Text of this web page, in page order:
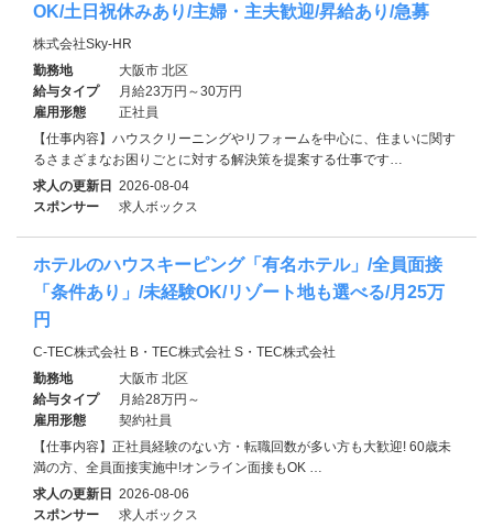
OK/土日祝休みあり/主婦・主夫歓迎/昇給あり/急募
株式会社Sky-HR
勤務地
大阪市 北区
給与タイプ
月給23万円～30万円
雇用形態
正社員
【仕事内容】ハウスクリーニングやリフォームを中心に、住まいに関す
るさまざまなお困りごとに対する解決策を提案する仕事です…
求人の更新日 2026-08-04
スポンサー
求人ボックス
ホテルのハウスキーピング「有名ホテル」/全員面接
「条件あり」/未経験OK/リゾート地も選べる/月25万
円
C-TEC株式会社 B・TEC株式会社 S・TEC株式会社
勤務地
大阪市 北区
給与タイプ
月給28万円～
雇用形態
契約社員
【仕事内容】正社員経験のない方・転職回数が多い方も大歓迎! 60歳未
満の方、全員面接実施中!オンライン面接もOK …
求人の更新日 2026-08-06
スポンサー
求人ボックス